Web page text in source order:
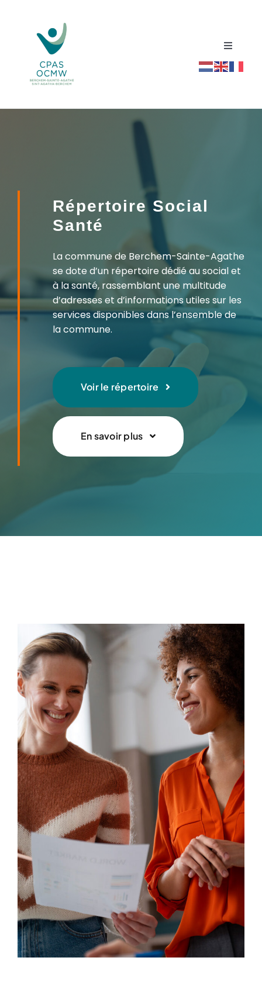
contenu
Toggle
Accueil
Ressources
Contact
Répertoire Social
Santé
La commune de Berchem-Sainte-Agathe
se dote d’un répertoire dédié au social et
à la santé, rassemblant une multitude
d’adresses et d’informations utiles sur les
services disponibles dans l’ensemble de
la commune.
Voir le répertoire
En savoir plus